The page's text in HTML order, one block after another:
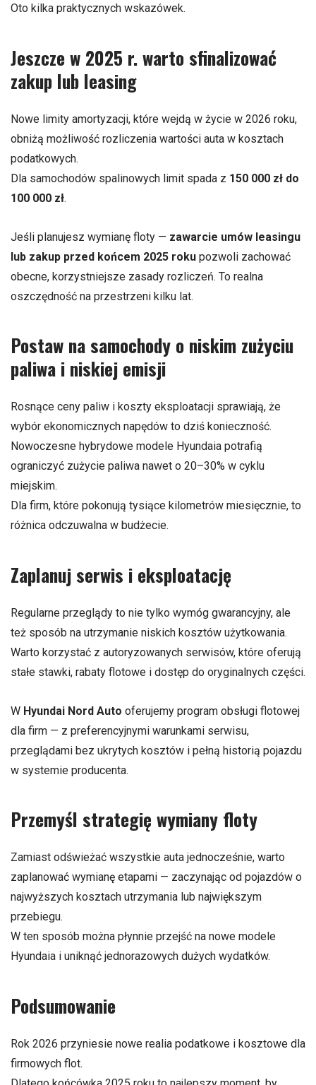
Oto kilka praktycznych wskazówek.
Jeszcze w 2025 r. warto sfinalizować
zakup lub leasing
Nowe limity amortyzacji, które wejdą w życie w 2026 roku,
obniżą możliwość rozliczenia wartości auta w kosztach
podatkowych.
Dla samochodów spalinowych limit spada z 150 000 zł do
100 000 zł.
Jeśli planujesz wymianę floty — zawarcie umów leasingu
lub zakup przed końcem 2025 roku pozwoli zachować
obecne, korzystniejsze zasady rozliczeń. To realna
oszczędność na przestrzeni kilku lat.
Postaw na samochody o niskim zużyciu
paliwa i niskiej emisji
Rosnące ceny paliw i koszty eksploatacji sprawiają, że
wybór ekonomicznych napędów to dziś konieczność.
Nowoczesne hybrydowe modele Hyundaia potrafią
ograniczyć zużycie paliwa nawet o 20–30% w cyklu
miejskim.
Dla firm, które pokonują tysiące kilometrów miesięcznie, to
różnica odczuwalna w budżecie.
Zaplanuj serwis i eksploatację
Regularne przeglądy to nie tylko wymóg gwarancyjny, ale
też sposób na utrzymanie niskich kosztów użytkowania.
Warto korzystać z autoryzowanych serwisów, które oferują
stałe stawki, rabaty flotowe i dostęp do oryginalnych części.
W Hyundai Nord Auto oferujemy program obsługi flotowej
dla firm — z preferencyjnymi warunkami serwisu,
przeglądami bez ukrytych kosztów i pełną historią pojazdu
w systemie producenta.
Przemyśl strategię wymiany floty
Zamiast odświeżać wszystkie auta jednocześnie, warto
zaplanować wymianę etapami — zaczynając od pojazdów o
najwyższych kosztach utrzymania lub największym
przebiegu.
W ten sposób można płynnie przejść na nowe modele
Hyundaia i uniknąć jednorazowych dużych wydatków.
Podsumowanie
Rok 2026 przyniesie nowe realia podatkowe i kosztowe dla
firmowych flot.